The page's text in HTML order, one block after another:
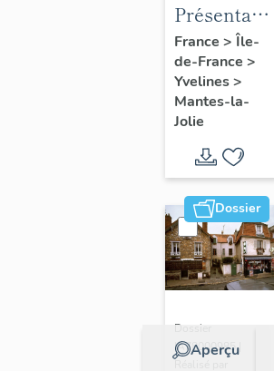
Présentation
de l'étude
France > Île-
de-France >
Yvelines>
Mantes-la-
Jolie
Dossier
Aperçu
Dossier
IA78000985 |